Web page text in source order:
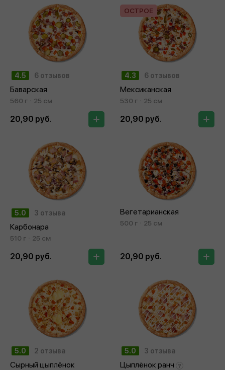
4.5 6 отзывов
Баварская
560 г 25 см
20,90 руб.
4.3 6 отзывов
Мексиканская
ОСТРОЕ
530 г 25 см
20,90 руб.
5.0 3 отзыва
Карбонара
510 г 25 см
20,90 руб.
Вегетарианская
500 г 25 см
20,90 руб.
5.0 2 отзыва
Сырный цыплёнок
5.0 3 отзыва
Цыплёнок ранч